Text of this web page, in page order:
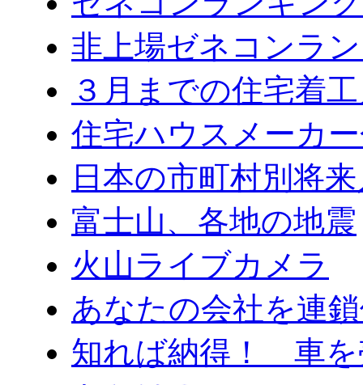
非上場ゼネコンラ
３月までの住宅着
住宅ハウスメーカ
日本の市町村別将
富士山、各地の地震
火山ライブカメラ
あなたの会社を連
知れば納得！ 車を